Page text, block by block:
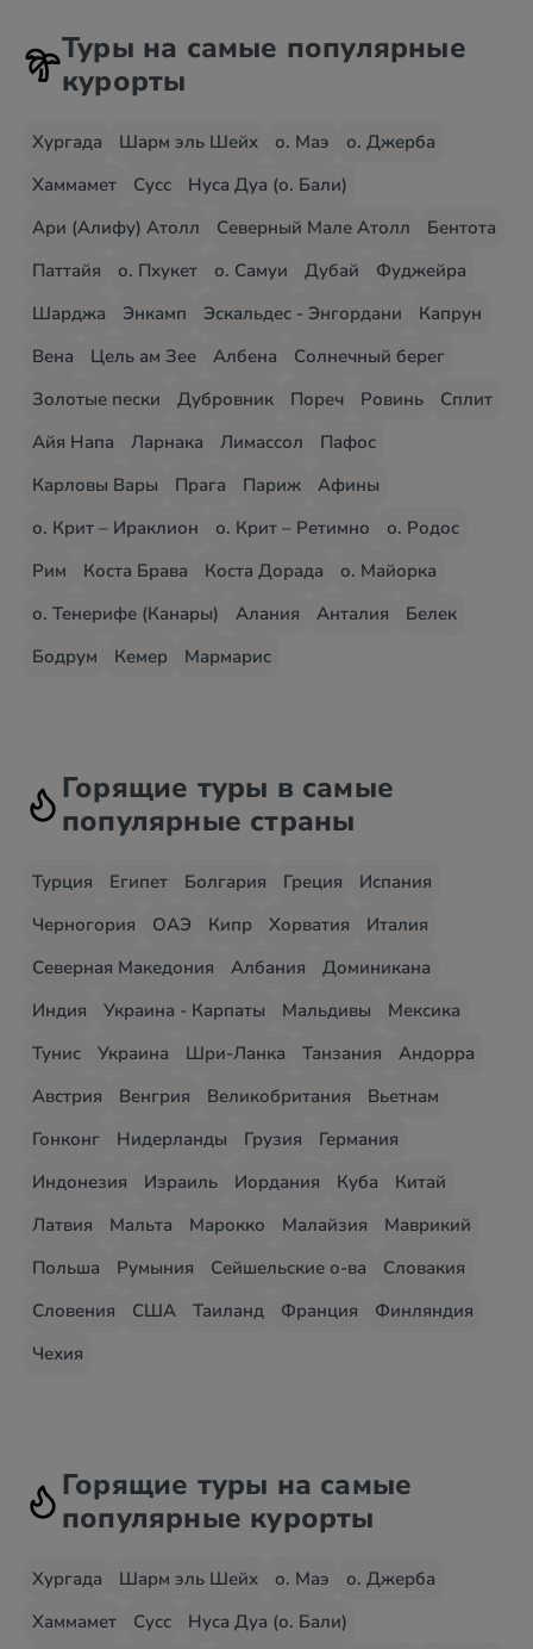
Туры на самые популярные
курорты
Хургада Шарм эль Шейх о. Маэ
о. Джерба
Хаммамет
Сусс
Нуса Дуа (о. Бали)
Ари (Алифу) Атолл
Северный Мале Атолл
Бентота
Паттайя
о. Пхукет о. Самуи Дубай
Фуджейра
Шарджа
Энкамп Эскальдес - Энгордани
Капрун
Вена
Цель ам Зее Албена
Солнечный берег
Золотые пески
Дубровник Пореч Ровинь
Сплит
Айя Напа
Ларнака Лимассол
Пафос
Карловы Вары
Прага Париж
Афины
о. Крит – Ираклион
о. Крит – Ретимно
о. Родос
Рим
Коста Брава Коста Дорада
о. Майорка
о. Тенерифе (Канары)
Алания Анталия
Белек
Бодрум
Кемер Мармарис
Горящие туры в самые
популярные страны
Турция Египет Болгария Греция
Испания
Черногория
ОАЭ Кипр Хорватия
Италия
Северная Македония
Албания
Доминикана
Индия
Украина - Карпаты Мальдивы
Мексика
Тунис
Украина Шри-Ланка Танзания
Андорра
Австрия
Венгрия Великобритания
Вьетнам
Гонконг
Нидерланды Грузия
Германия
Индонезия
Израиль Иордания Куба
Китай
Латвия
Мальта Марокко Малайзия
Маврикий
Польша
Румыния Сейшельские о-ва
Словакия
Словения
США Таиланд Франция
Финляндия
Чехия
Горящие туры на самые
популярные курорты
Хургада Шарм эль Шейх о. Маэ
о. Джерба
Хаммамет
Сусс
Нуса Дуа (о. Бали)